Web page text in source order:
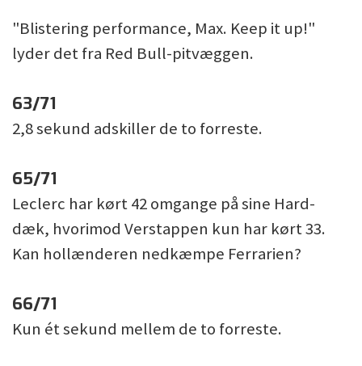
"Blistering performance, Max. Keep it up!"
lyder det fra Red Bull-pitvæggen.
63/71
2,8 sekund adskiller de to forreste.
65/71
Leclerc har kørt 42 omgange på sine Hard-
dæk, hvorimod Verstappen kun har kørt 33.
Kan hollænderen nedkæmpe Ferrarien?
66/71
Kun ét sekund mellem de to forreste.